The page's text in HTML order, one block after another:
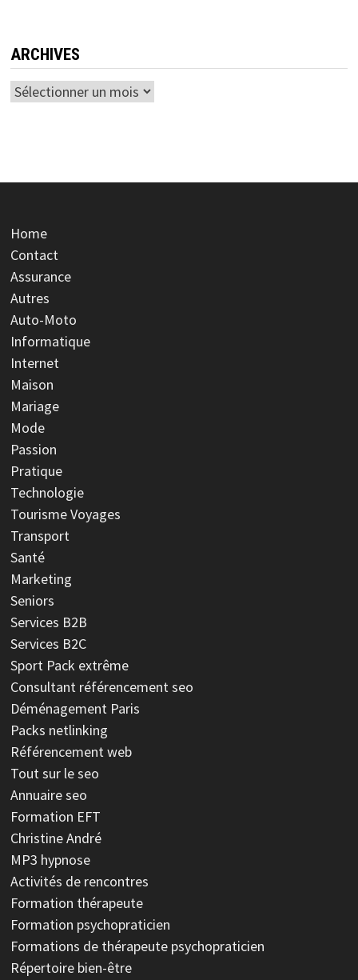
ARCHIVES
Archives
Home
Contact
Assurance
Autres
Auto-Moto
Informatique
Internet
Maison
Mariage
Mode
Passion
Pratique
Technologie
Tourisme Voyages
Transport
Santé
Marketing
Seniors
Services B2B
Services B2C
Sport Pack extrême
Consultant référencement seo
Déménagement Paris
Packs netlinking
Référencement web
Tout sur le seo
Annuaire seo
Formation EFT
Christine André
MP3 hypnose
Activités de rencontres
Formation thérapeute
Formation psychopraticien
Formations de thérapeute psychopraticien
Répertoire bien-être